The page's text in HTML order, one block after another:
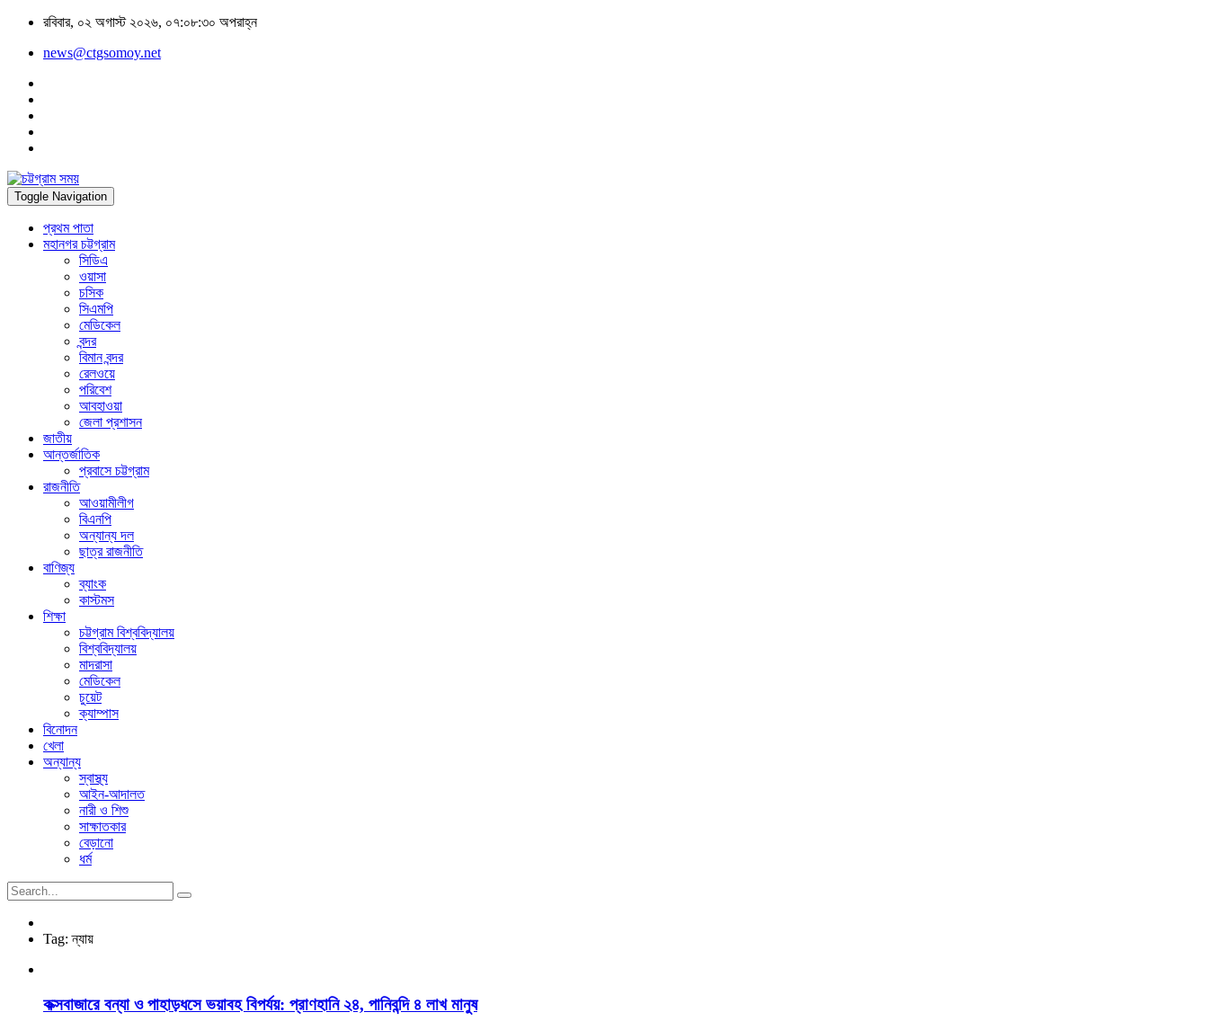
রবিবার, ০২ অগাস্ট ২০২৬, ০৭:০৮:৩০ অপরাহ্ন
news@ctgsomoy.net
Toggle Navigation
প্রথম পাতা
মহানগর চট্টগ্রাম
সিডিএ
ওয়াসা
চসিক
সিএমপি
মেডিকেল
বন্দর
বিমান বন্দর
রেলওয়ে
পরিবেশ
আবহাওয়া
জেলা প্রশাসন
জাতীয়
আন্তর্জাতিক
প্রবাসে চট্টগ্রাম
রাজনীতি
আওয়ামীলীগ
বিএনপি
অন্যান্য দল
ছাত্র রাজনীতি
বাণিজ্য
ব্যাংক
কাস্টমস
শিক্ষা
চট্টগ্রাম বিশ্ববিদ্যালয়
বিশ্ববিদ্যালয়
মাদরাসা
মেডিকেল
চুয়েট
ক্যাম্পাস
বিনোদন
খেলা
অন্যান্য
স্বাস্থ্য
আইন-আদালত
নারী ও শিশু
সাক্ষাতকার
বেড়ানো
ধর্ম
Tag:ন্যায়
কক্সবাজারে বন্যা ও পাহাড়ধসে ভয়াবহ বিপর্যয়: প্রাণহানি ২৪, পানিবন্দি ৪ লাখ মানুষ